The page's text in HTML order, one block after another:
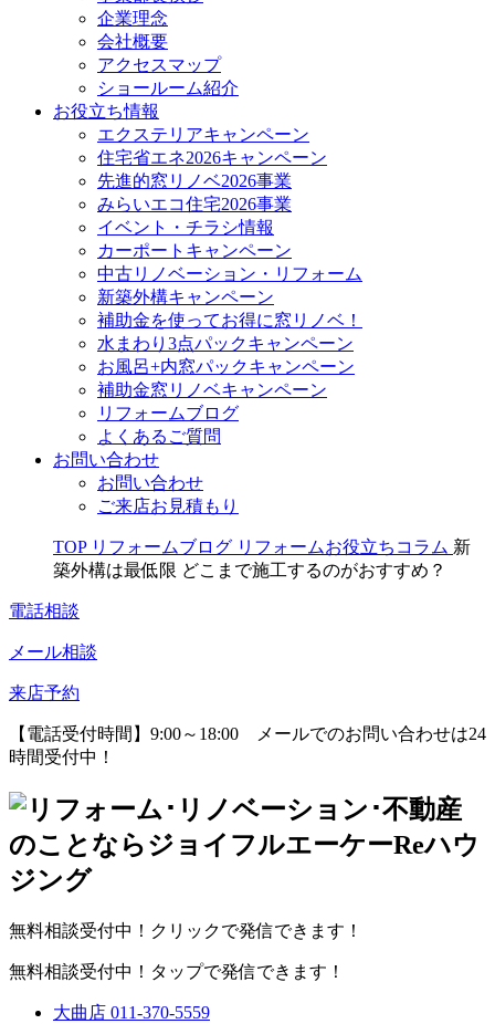
企業理念
会社概要
アクセスマップ
ショールーム紹介
お役立ち情報
エクステリアキャンペーン
住宅省エネ2026キャンペーン
先進的窓リノベ2026事業
みらいエコ住宅2026事業
イベント・チラシ情報
カーポートキャンペーン
中古リノベーション・リフォーム
新築外構キャンペーン
補助金を使ってお得に窓リノベ！
水まわり3点パックキャンペーン
お風呂+内窓パックキャンペーン
補助金窓リノベキャンペーン
リフォームブログ
よくあるご質問
お問い合わせ
お問い合わせ
ご来店お見積もり
TOP リフォームブログ リフォームお役立ちコラム 新
築外構は最低限 どこまで施工するのがおすすめ？
電話相談
メール相談
来店予約
【電話受付時間】9:00～18:00
メールでのお問い合わせは24
時間受付中！
無料相談受付中！クリックで発信できます！
無料相談受付中！タップで発信できます！
大曲店 011-370-5559